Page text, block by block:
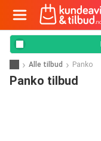
Alle tilbud Panko
Panko tilbud